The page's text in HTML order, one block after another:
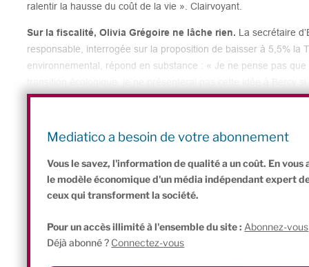
ralentir la hausse du coût de la vie ». Clairvoyant.
Sur la fiscalité, Olivia Grégoire ne lâche rien. La secrétaire
responsable, interrogée sur la proposition de baisser à 5,5% la
environnemental, répond en substance : « Je ne pense pas
heure de table ronde : « Je ne suis toujours pas convaincue ».
ferai pas ». Du cran, de la poigne. Olivia Grégoire est une
Mediatico a besoin de votre abonnement
Vous le savez, l'information de qualité a un coût. En
le modèle économique d'un média indépendant expert
ceux qui transforment la société.
Pour un accès illimité à l'ensemble du site : Abonnez-vous
Déjà abonné ? Connectez-vous